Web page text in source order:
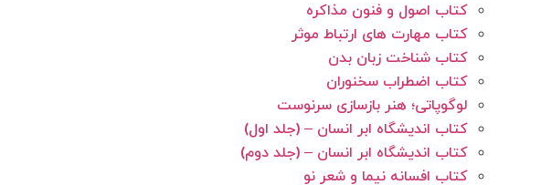
کتاب اصول و فنون مذاکره
کتاب مهارت های ارتباط موثر
کتاب شناخت زبان بدن
کتاب اضطراب سخنوران
لوگوپاتی؛ هنر بازسازی سرنوست
کتاب اندیشگاه ابر انسان – (جلد اول)
کتاب اندیشگاه ابر انسان – (جلد دوم)
کتاب افسانه نیما و شعر نو